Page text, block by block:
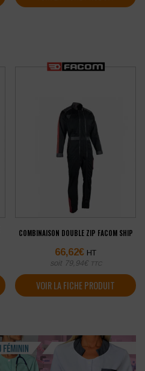
COMBINAISON DOUBLE ZIP FACOM SHIP
66,62€ HT
soit 79,94€ TTC
VOIR LA FICHE PRODUIT